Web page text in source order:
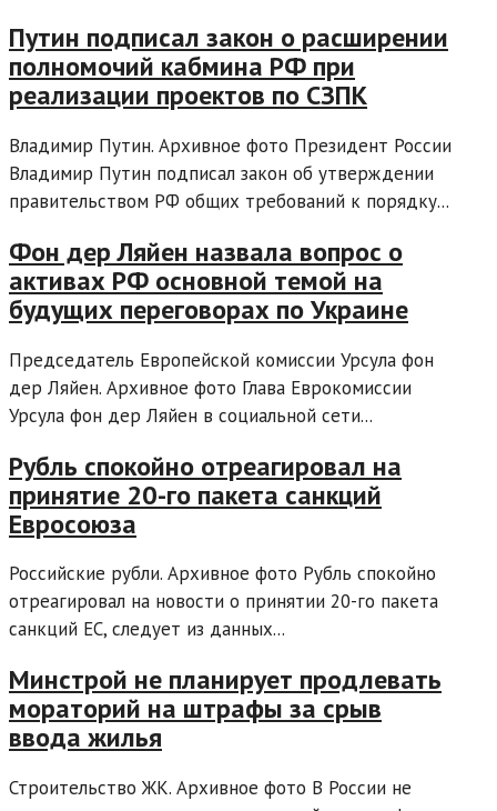
Путин подписал закон о расширении
полномочий кабмина РФ при
реализации проектов по СЗПК
Владимир Путин. Архивное фото Президент России
Владимир Путин подписал закон об утверждении
правительством РФ общих требований к порядку...
Фон дер Ляйен назвала вопрос о
активах РФ основной темой на
будущих переговорах по Украине
Председатель Европейской комиссии Урсула фон
дер Ляйен. Архивное фото Глава Еврокомиссии
Урсула фон дер Ляйен в социальной сети...
Рубль спокойно отреагировал на
принятие 20-го пакета санкций
Евросоюза
Российские рубли. Архивное фото Рубль спокойно
отреагировал на новости о принятии 20-го пакета
санкций ЕС, следует из данных...
Минстрой не планирует продлевать
мораторий на штрафы за срыв
ввода жилья
Строительство ЖК. Архивное фото В России не